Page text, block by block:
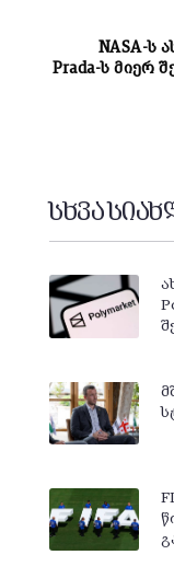
NASA-ს
Prada-ს მიერ
სხვა